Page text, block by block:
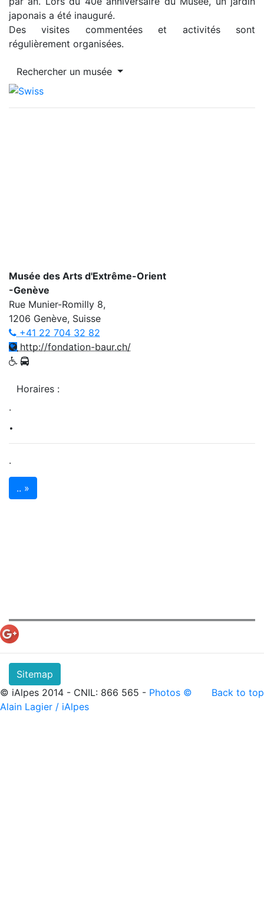
japonais a été inauguré.
Des visites commentées et activités sont
régulièrement organisées.
Rechercher un musée
Musée des Arts d'Extrême-Orient
-Genève
Rue Munier-Romilly 8,
1206 Genève, Suisse
+41 22 704 32 82
http://fondation-baur.ch/
Horaires :
.
.
.
.. »
Sitemap
Back to top
© iAlpes 2014 - CNIL: 866 565 - Photos ©
Alain Lagier / iAlpes